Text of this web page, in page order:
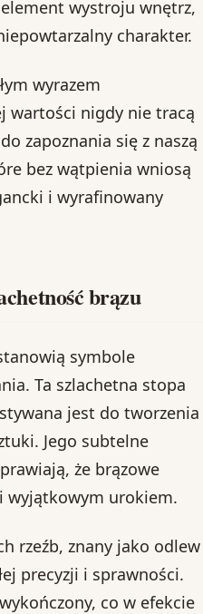
wystroju wnętrz,
charakter.
wyrazem
wartości nigdy nie tracą
zapoznania się z naszą
bez wątpienia wniosą
i wyrafinowany
brązu
symbole
Ta szlachetna stopa
jest do tworzenia
Jego subtelne
że brązowe
wyjątkowym urokiem.
rzeźb, znany jako odlew
precyzji i sprawności.
co w efekcie